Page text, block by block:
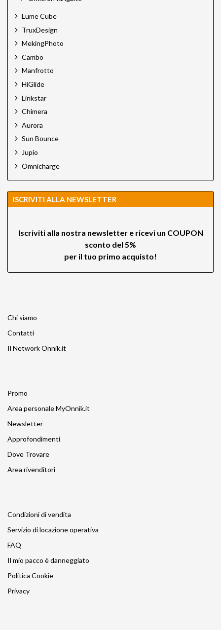
Lume Cube
TruxDesign
MekingPhoto
Cambo
Manfrotto
HiGlide
Linkstar
Chimera
Aurora
Sun Bounce
Jupio
Omnicharge
ISCRIVITI ALLA NEWSLETTER
Iscriviti alla nostra newsletter e ricevi un COUPON
sconto del 5%
per il tuo primo acquisto!
Chi siamo
Contatti
Il Network Onnik.it
Promo
Area personale MyOnnik.it
Newsletter
Approfondimenti
Dove Trovare
Area rivenditori
Condizioni di vendita
Servizio di locazione operativa
FAQ
Il mio pacco è danneggiato
Politica Cookie
Privacy